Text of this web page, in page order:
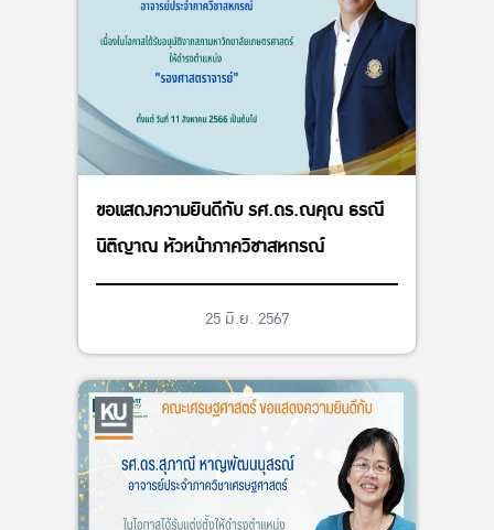
ขอแสดงความยินดีกับ รศ.ดร.ณคุณ ธรณี
นิติญาณ หัวหน้าภาควิชาสหกรณ์
25 มิ.ย. 2567